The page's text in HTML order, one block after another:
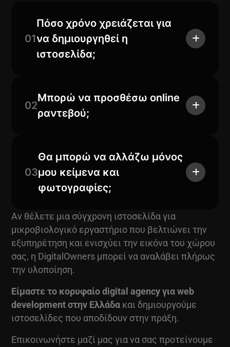
01
Πόσο χρόνο χρειάζεται για
να δημιουργηθεί η
ιστοσελίδα;
02
Μπορώ να προσθέσω online
ραντεβού;
03
Θα μπορώ να αλλάζω μόνος
μου κείμενα και
φωτογραφίες;
Αν θέλετε μια σύγχρονη ιστοσελίδα για
μικροβιολογικό εργαστήριο που βελτιώνει την
εξυπηρέτηση και ενισχύει την εικόνα του χώρου
σας, η DigitalOwners μπορεί να αναλάβει πλήρως
την υλοποίηση.
Είμαστε το κορυφαίο digital agency για web
development στην Ελλάδα και δημιουργούμε
ιστοσελίδες που αποδίδουν στην πράξη.
Επικοινωνήστε μαζί μας για να σας προτείνουμε